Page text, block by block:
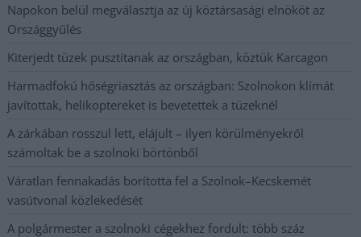
Napokon belül megválasztja az új köztársasági elnököt az
Országgyűlés
Kiterjedt tüzek pusztítanak az országban, köztük Karcagon
Harmadfokú hőségriasztás az országban: Szolnokon klímát
javítottak, helikoptereket is bevetettek a tüzeknél
A zárkában rosszul lett, elájult – ilyen körülményekről
számoltak be a szolnoki börtönből
Váratlan fennakadás borította fel a Szolnok–Kecskemét
vasútvonal közlekedését
A polgármester a szolnoki cégekhez fordult: több száz